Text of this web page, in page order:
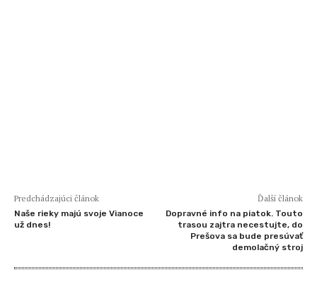
Predchádzajúci článok
Naše rieky majú svoje Vianoce
už dnes!
Ďalší článok
Dopravné info na piatok. Touto
trasou zajtra necestujte, do
Prešova sa bude presúvať
demolačný stroj